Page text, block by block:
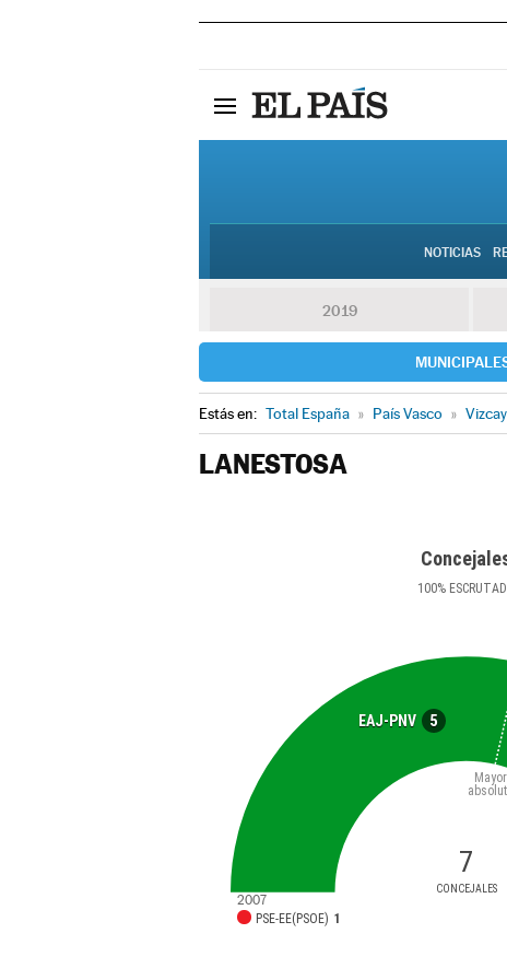
NOTICIAS
2019
Estás en: Total España » País Vasco »
LANESTOSA
100%
EAJ-PNV 5
7
CONCEJALES
PSE-EE(PSOE) 1
2007